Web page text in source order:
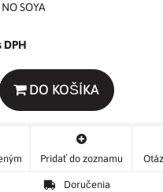
SOYA
DPH
DO KOŠÍKA
Pridať do zoznamu
Doručenia